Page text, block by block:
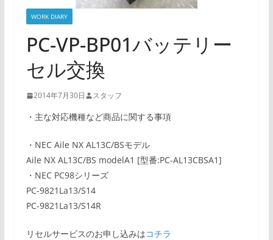
WORK DIARY
PC-VP-BP01バッテリー
セル交換
2014年7月30日 スタッフ
・主な対応機種など商品に関する事項
・NEC Aile NX AL13C/BSモデル
Aile NX AL13C/BS modelA1 [型番:PC-AL13CBSA1]
・NEC PC98シリーズ
PC-9821La13/S14
PC-9821La13/S14R
リセルサービスのお申し込みはコチラ